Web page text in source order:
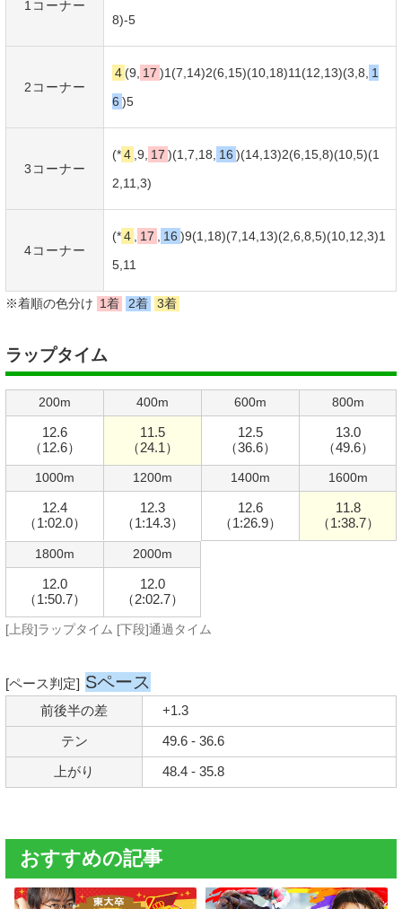
1コーナー
8)-5
2コーナー
4 (9, 17 )1(7,14)2(6,15)(10,18)11(12,13)(3,8, 1
6 )5
3コーナー
(* 4 ,9, 17 )(1,7,18, 16 )(14,13)2(6,15,8)(10,5)(1
2,11,3)
4コーナー
(* 4 17 16 )9(1,18)(7,14,13)(2,6,8,5)(10,12,3)1
5,11
※着順の色分け 1着 2着 3着
ラップタイム
200m
12.6
（12.6）
400m
11.5
（24.1）
600m
12.5
（36.6）
800m
13.0
（49.6）
1000m
12.4
（1:02.0）
1200m
12.3
（1:14.3）
1400m
12.6
（1:26.9）
1600m
11.8
（1:38.7）
1800m
12.0
（1:50.7）
2000m
12.0
（2:02.7）
[上段]ラップタイム [下段]通過タイム
[ペース判定] Sペース
前後半の差 +1.3
テン 49.6 - 36.6
上がり 48.4 - 35.8
おすすめの記事